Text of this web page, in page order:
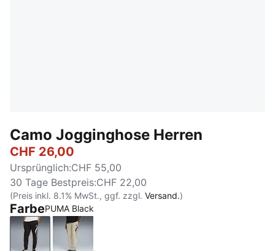
Camo Jogginghose Herren
CHF 26,00
Ursprünglich:CHF 55,00
30 Tage Bestpreis:CHF 22,00
(Preis inkl. 8.1% MwSt., ggf. zzgl. Versand.)
FarbePUMA Black
PUMA BlackPebble Gray